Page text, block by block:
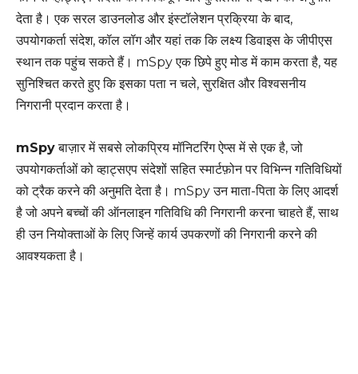
देता है। एक सरल डाउनलोड और इंस्टॉलेशन प्रक्रिया के बाद,
उपयोगकर्ता संदेश, कॉल लॉग और यहां तक कि लक्ष्य डिवाइस के जीपीएस
स्थान तक पहुंच सकते हैं। mSpy एक छिपे हुए मोड में काम करता है, यह
सुनिश्चित करते हुए कि इसका पता न चले, सुरक्षित और विश्वसनीय
निगरानी प्रदान करता है।
mSpyबाज़ार में सबसे लोकप्रिय मॉनिटरिंग ऐप्स में से एक है, जो
उपयोगकर्ताओं को व्हाट्सएप संदेशों सहित स्मार्टफ़ोन पर विभिन्न गतिविधियों
को ट्रैक करने की अनुमति देता है। mSpy उन माता-पिता के लिए आदर्श
है जो अपने बच्चों की ऑनलाइन गतिविधि की निगरानी करना चाहते हैं, साथ
ही उन नियोक्ताओं के लिए जिन्हें कार्य उपकरणों की निगरानी करने की
आवश्यकता है।